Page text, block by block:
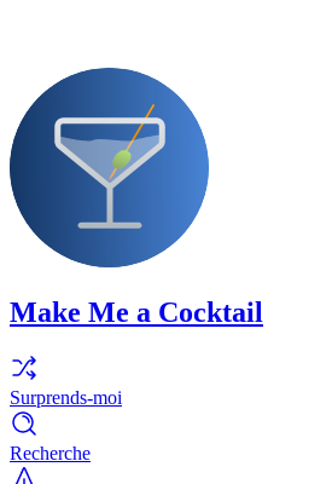
Make Me a Cocktail
Surprends-moi
Recherche